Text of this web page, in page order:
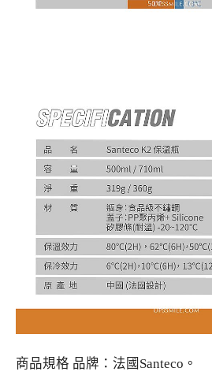
商品規格 品牌：法國Santeco。